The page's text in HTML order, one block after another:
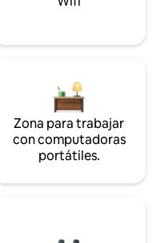
Zona para trabajar
con computadoras
portátiles.